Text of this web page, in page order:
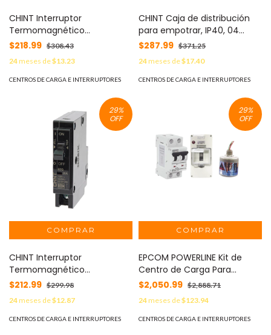
CHINT Interruptor
Termomagnético
Enchufable, Serie: B2Q, 1P,
15A, 120/240V (SKU:1002262 )
MOD: B2QP115E
$218.99 $308.43
24meses de$13.23
CENTROS DE CARGA E INTERRUPTORES
CHINT Caja de distribución
para empotrar, IP40, 04
módulos (SKU:8101005) MOD:
$287.99 $371.25
24meses de$17.40
CENTROS DE CARGA E INTERRUPTORES
29%
OFF
CHINT Interruptor
Termomagnético
Enchufable, Serie: B2Q, 1P,
20A, 120/240V (SKU:1002263)
MOD: B2QP120E
$212.99 $299.98
24meses de$12.87
CENTROS DE CARGA E INTERRUPTORES
29%
OFF
EPCOM POWERLINE Kit de
Centro de Carga Para
Corriente Directa, Breaker de
hasta 800 Vcc de 40 A con
Supresor de Descargas
Atmosféricas. MOD:
$2,050.99 $2,888.71
24meses de$123.94
CENTROS DE CARGA E INTERRUPTORES